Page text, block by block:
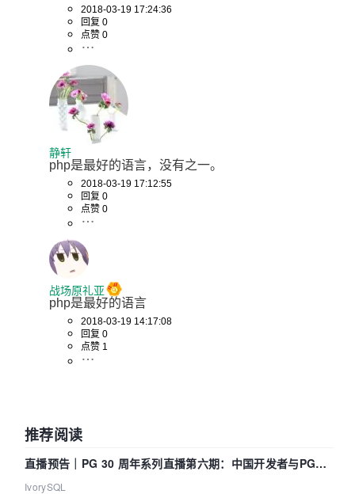
2018-03-19 17:24:36
回复 0
点赞 0
静轩
php是最好的语言，没有之一。
2018-03-19 17:12:55
回复 0
点赞 0
战场原礼亚
php是最好的语言
2018-03-19 14:17:08
回复 0
点赞 1
推荐阅读
直播预告｜PG 30 周年系列直播第六期：中国开发者与PG内
核——我们改得动吗？我们贡献了什么？
IvorySQL